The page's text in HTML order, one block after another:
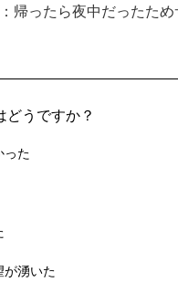
帰ったら夜中だったため
どうですか？
った
が湧いた